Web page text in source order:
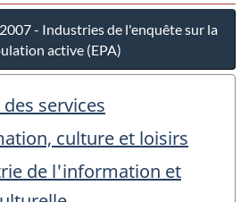
- Industries de l'enquête sur la
active (EPA)
services
culture et loisirs
de l'information et